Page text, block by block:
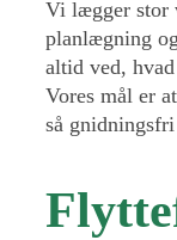
Vi lægger stor
planlægning
altid ved,
Vores mål er
så